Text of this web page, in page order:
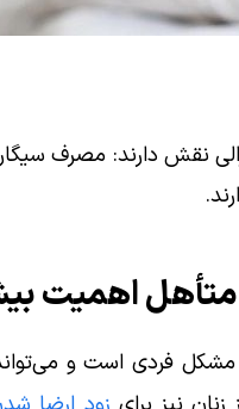
نقش دارند: مصرف
متأهل اهمیت
یک مشکل فردی است و